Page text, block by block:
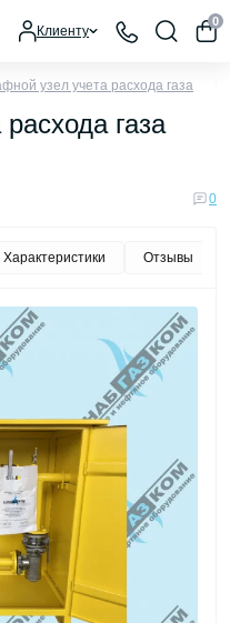
Клиенту
0
узел учета расхода газа
газа
0
Характеристики Отзывы